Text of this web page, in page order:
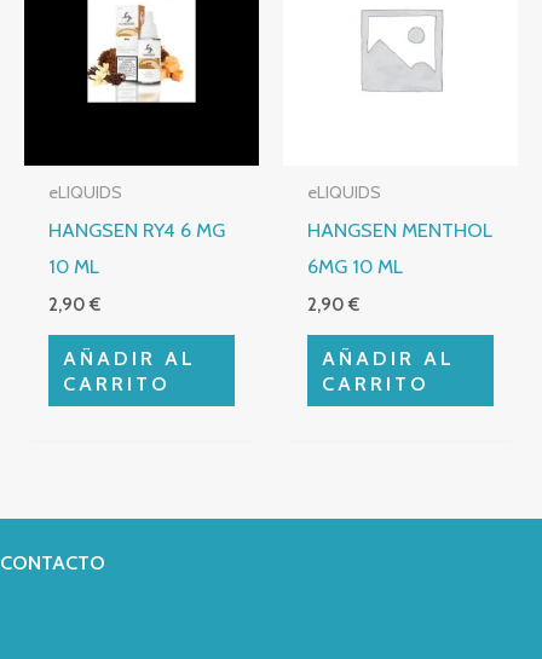
eLIQUIDS
HANGSEN RY4 6 MG
10 ML
2,90€
AÑADIR AL
CARRITO
eLIQUIDS
HANGSEN MENTHOL
6MG 10 ML
2,90€
AÑADIR AL
CARRITO
CONTACTO